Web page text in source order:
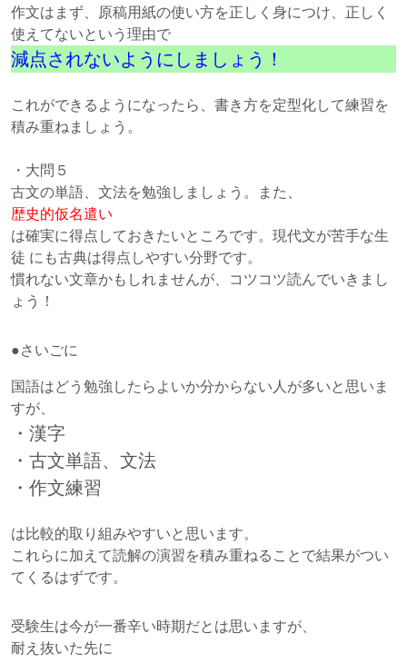
作文はまず、原稿用紙の使い方を正しく身につけ、正しく
使えてないという理由で
減点されないようにしましょう！
これができるようになったら、書き方を定型化して練習を
積み重ねましょう。
・大問５
古文の単語、文法を勉強しましょう。また、
歴史的仮名遣い
は確実に得点しておきたいところです。現代文が苦手な生
徒 にも古典は得点しやすい分野です。
慣れない文章かもしれませんが、コツコツ読んでいきまし
ょう！
●さいごに
国語はどう勉強したらよいか分からない人が多いと思いま
すが、
・漢字
・古文単語、文法
・作文練習
は比較的取り組みやすいと思います。
これらに加えて読解の演習を積み重ねることで結果がつい
てくるはずです。
受験生は今が一番辛い時期だとは思いますが、
耐え抜いた先に